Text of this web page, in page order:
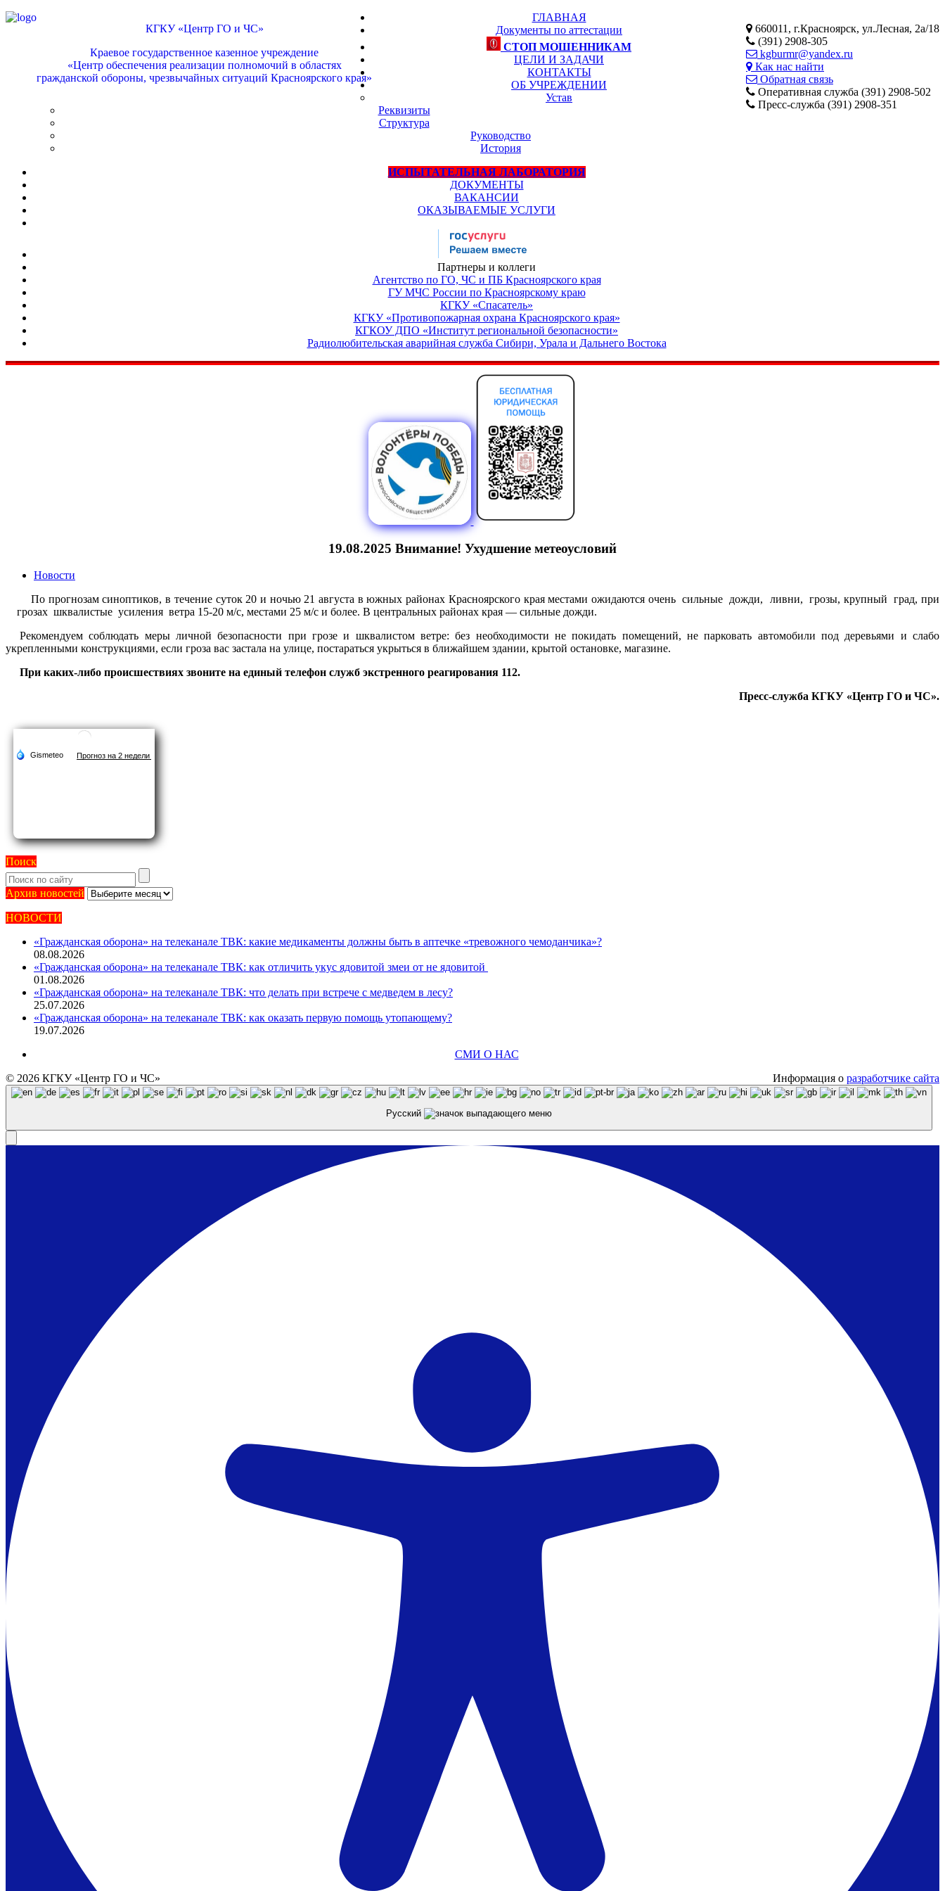
КГКУ «Центр ГО и ЧС»
Краевое государственное казенное учреждение
«Центр обеспечения реализации полномочий в областях
гражданской обороны, чрезвычайных ситуаций Красноярского края»
660011, г.Красноярск, ул.Лесная, 2а/18
(391) 2908-305
kgburmr@yandex.ru
Как нас найти
Обратная связь
Оперативная служба (391) 2908-502
Пресс-служба (391) 2908-351
ГЛАВНАЯ
Документы по аттестации
СТОП МОШЕННИКАМ
ЦЕЛИ И ЗАДАЧИ
КОНТАКТЫ
ОБ УЧРЕЖДЕНИИ
Устав
Реквизиты
Структура
Руководство
История
ИСПЫТАТЕЛЬНАЯ ЛАБОРАТОРИЯ
ДОКУМЕНТЫ
ВАКАНСИИ
ОКАЗЫВАЕМЫЕ УСЛУГИ
Партнеры и коллеги
Агентство по ГО, ЧС и ПБ Красноярского края
ГУ МЧС России по Красноярскому краю
КГКУ «Спасатель»
КГКУ «Противопожарная охрана Красноярского края»
КГКОУ ДПО «Институт региональной безопасности»
Радиолюбительская аварийная служба Сибири, Урала и Дальнего Востока
19.08.2025 Внимание! Ухудшение метеоусловий
Новости
По прогнозам синоптиков, в течение суток 20 и ночью 21 августа в южных районах Красноярского края местами ожидаются очень сильные дожди, ливни, грозы, крупный град, при
грозах шквалистые усиления ветра 15-20 м/с, местами 25 м/с и более. В центральных районах края — сильные дожди.
Рекомендуем соблюдать меры личной безопасности при грозе и шквалистом ветре: без необходимости не покидать помещений, не парковать автомобили под деревьями и слабо
укрепленными конструкциями, если гроза вас застала на улице, постараться укрыться в ближайшем здании, крытой остановке, магазине.
При каких-либо происшествиях звоните на единый телефон служб экстренного реагирования 112.
Пресс-служба КГКУ «Центр ГО и ЧС».
Поиск
Архив новостей
Архив
НОВОСТИ
«Гражданская оборона» на телеканале ТВК: какие медикаменты должны быть в аптечке «тревожного чемоданчика»?
08.08.2026
«Гражданская оборона» на телеканале ТВК: как отличить укус ядовитой змеи от не ядовитой
01.08.2026
«Гражданская оборона» на телеканале ТВК: что делать при встрече с медведем в лесу?
25.07.2026
«Гражданская оборона» на телеканале ТВК: как оказать первую помощь утопающему?
19.07.2026
СМИ О НАС
© 2026 КГКУ «Центр ГО и ЧС»
Информация о разработчике сайта
Русский